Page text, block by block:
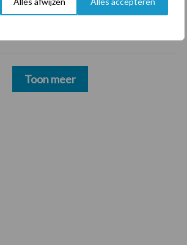
hygieneoplossingen is in Polen
Toon meer